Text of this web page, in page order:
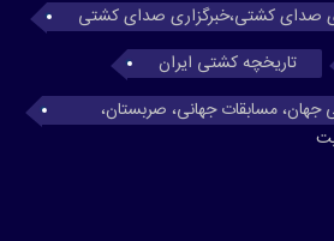
صدای کشتی،خبرگزاری صدای کشتی
تاریخچه کشتی ایران
جهان، مسابقات جهانی، صربستان،